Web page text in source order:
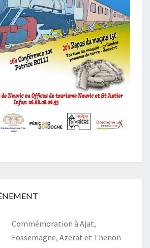
Commémoration à Ajat,
Fossemagne, Azerat et Thenon